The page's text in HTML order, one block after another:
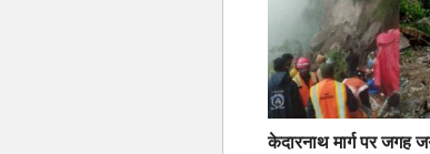
केदारनाथ मार्ग पर जगह